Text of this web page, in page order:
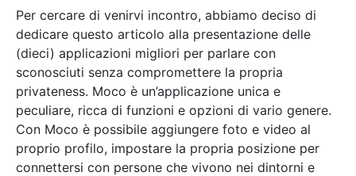
Per cercare di venirvi incontro, abbiamo deciso di
dedicare questo articolo alla presentazione delle
(dieci) applicazioni migliori per parlare con
sconosciuti senza compromettere la propria
privateness. Moco è un’applicazione unica e
peculiare, ricca di funzioni e opzioni di vario genere.
Con Moco è possibile aggiungere foto e video al
proprio profilo, impostare la propria posizione per
connettersi con persone che vivono nei dintorni e